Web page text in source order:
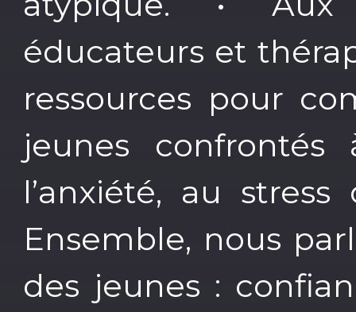
éducateurs et
ressources pour
jeunes
l’anxiété, au
Ensemble, nous
des jeunes :